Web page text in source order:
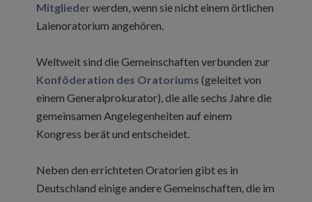
Mitglieder werden, wenn sie nicht einem örtlichen
Laienoratorium angehören.
Weltweit sind die Gemeinschaften verbunden zur
Konföderation des Oratoriums (geleitet von
einem Generalprokurator), die alle sechs Jahre die
gemeinsamen Angelegenheiten auf einem
Kongress berät und entscheidet.
Neben den errichteten Oratorien gibt es in
Deutschland einige andere Gemeinschaften, die im